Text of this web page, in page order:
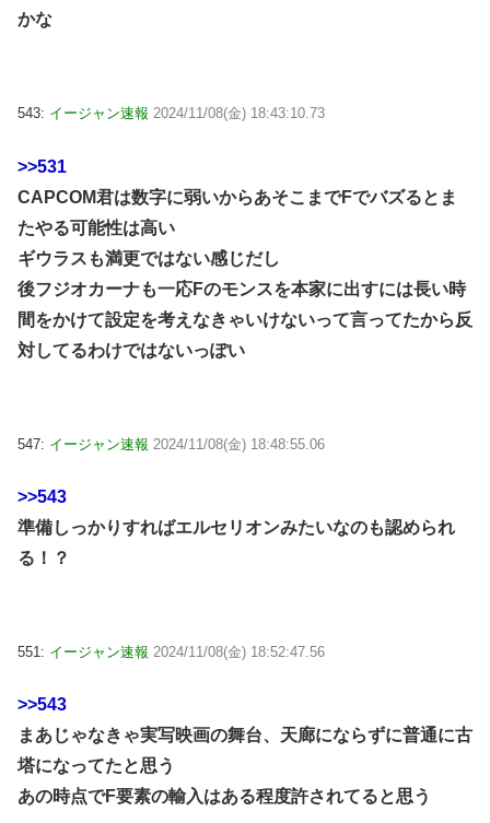
かな
543: イージャン速報 2024/11/08(金) 18:43:10.73
>>531
CAPCOM君は数字に弱いからあそこまでFでバズるとま
たやる可能性は高い
ギウラスも満更ではない感じだし
後フジオカーナも一応Fのモンスを本家に出すには長い時
間をかけて設定を考えなきゃいけないって言ってたから反
対してるわけではないっぽい
547: イージャン速報 2024/11/08(金) 18:48:55.06
>>543
準備しっかりすればエルセリオンみたいなのも認められ
る！？
551: イージャン速報 2024/11/08(金) 18:52:47.56
>>543
まあじゃなきゃ実写映画の舞台、天廊にならずに普通に古
塔になってたと思う
あの時点でF要素の輸入はある程度許されてると思う